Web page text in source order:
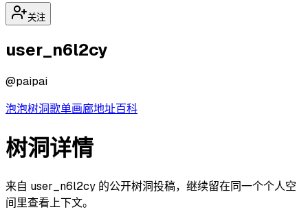
关注
user_n6l2cy
@paipai
泡泡树洞歌单画廊地址百科
树洞详情
来自 user_n6l2cy 的公开树洞投稿，继续留在同一个个人空
间里查看上下文。